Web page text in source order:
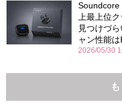
上最上位
見つけづ
ャン性能
2026/05/30